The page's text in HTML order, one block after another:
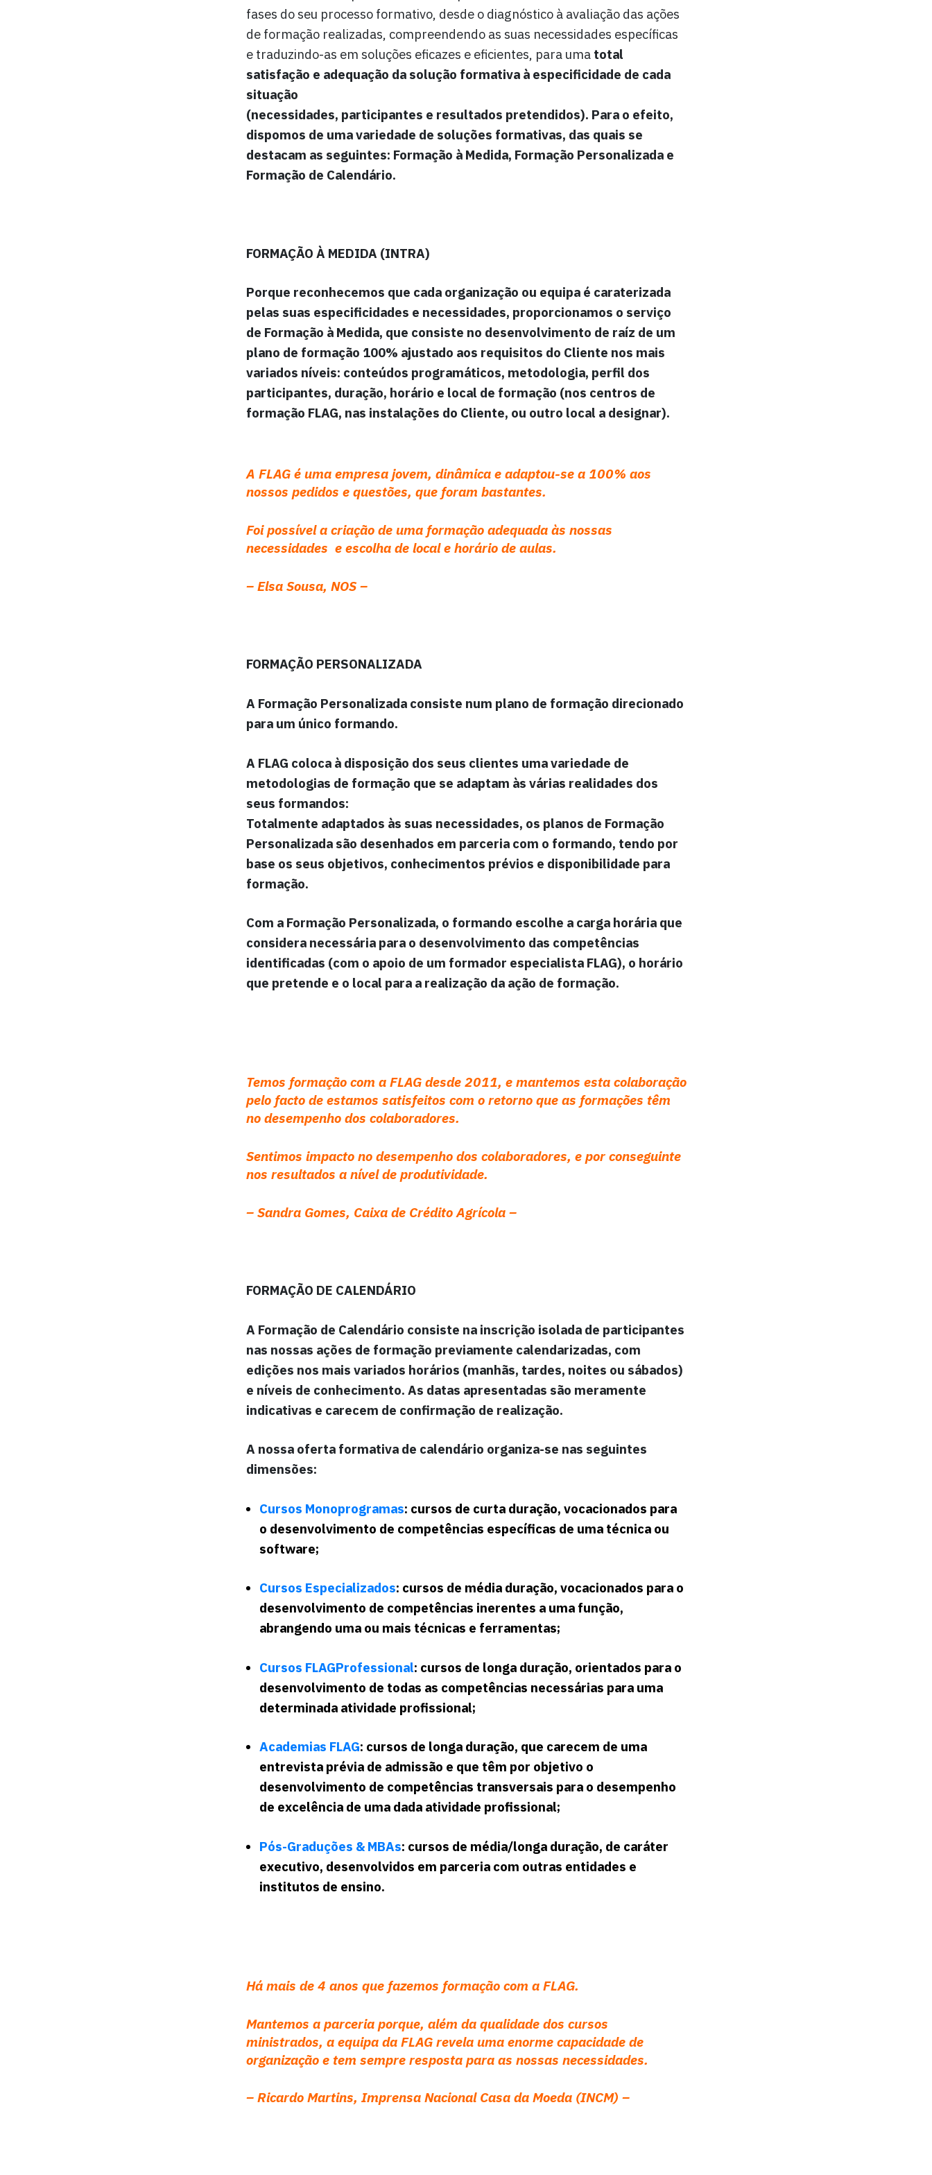
fases do seu processo formativo, desde o diagnóstico à avaliação das ações
de formação realizadas, compreendendo as suas necessidades específicas
e traduzindo-as em soluções eficazes e eficientes, para umatotal
satisfação e adequação da solução formativa à especificidade de cada
situação
(necessidades, participantes e resultados pretendidos). Para o efeito,
dispomos de uma variedade de soluções formativas, das quais se
destacam as seguintes: Formação à Medida, Formação Personalizadae
Formação de Calendário.
FORMAÇÃO À MEDIDA (INTRA)
Porque reconhecemos que cada organização ou equipa é caraterizada
pelas suas especificidades e necessidades, proporcionamos o serviço
de Formação à Medida, que consiste no desenvolvimento de raíz de um
plano de formação 100% ajustado aos requisitos do Cliente nos mais
variados níveis: conteúdos programáticos, metodologia, perfil dos
participantes, duração, horário e local de formação (nos centros de
formação FLAG, nas instalações do Cliente, ou outro local a designar).
A FLAG é uma empresa jovem, dinâmica e adaptou-se a 100% aos
nossos pedidos e questões, que foram bastantes.
Foi possível a criação de uma formação adequada às nossas
necessidades e escolha de local e horário de aulas.
– Elsa Sousa, NOS –
FORMAÇÃO PERSONALIZADA
A Formação Personalizadaconsiste num plano de formação direcionado
para um único formando.
A FLAG coloca à disposição dos seus clientes uma variedade de
metodologias de formação que se adaptam às várias realidades dos
seus formandos:
Totalmente adaptados às suas necessidades, os planos de Formação
Personalizada são desenhados em parceria com o formando, tendo por
base os seus objetivos, conhecimentos prévios e disponibilidade para
formação.
Com a Formação Personalizada, o formando escolhe a carga horária que
considera necessária para o desenvolvimento das competências
identificadas (com o apoio de um formador especialista FLAG), o horário
que pretende e o local para a realização da ação de formação.
Temos formação com a FLAG desde 2011, e mantemos esta colaboração
pelo facto de estamos satisfeitos com o retorno que as formações têm
no desempenho dos colaboradores.
Sentimos impacto no desempenho dos colaboradores, e por conseguinte
nos resultados a nível de produtividade.
– Sandra Gomes, Caixa de Crédito Agrícola –
FORMAÇÃO DE CALENDÁRIO
A Formação de Calendário consiste na inscrição isolada de participantes
nas nossas ações de formação previamente calendarizadas, com
edições nos mais variados horários (manhãs, tardes, noites ou sábados)
e níveis de conhecimento. As datas apresentadas são meramente
indicativas e carecem de confirmação de realização.
A nossaoferta formativa de calendário organiza-se nas seguintes
dimensões:
Cursos Monoprogramas: cursos de curta duração, vocacionados para
o desenvolvimento de competências específicas de uma técnica ou
software;
Cursos Especializados: cursos de média duração, vocacionados para o
desenvolvimento de competências inerentes a uma função,
abrangendo uma ou mais técnicas e ferramentas;
Cursos FLAGProfessional: cursos de longa duração, orientados para o
desenvolvimento de todas as competências necessárias para uma
determinada atividade profissional;
Academias FLAG: cursos de longa duração, que carecem de uma
entrevista prévia de admissão e que têm por objetivo o
desenvolvimento de competências transversais para o desempenho
de excelência de uma dada atividade profissional;
Pós-Graduções & MBAs: cursos de média/longa duração, de caráter
executivo, desenvolvidos em parceria com outras entidades e
institutos de ensino.
Há mais de 4 anos que fazemos formação com a FLAG.
Mantemos a parceria porque, além da qualidade dos cursos
ministrados, a equipa da FLAG revela uma enorme capacidade de
organização e tem sempre resposta para as nossas necessidades.
– Ricardo Martins, Imprensa Nacional Casa da Moeda (INCM) –